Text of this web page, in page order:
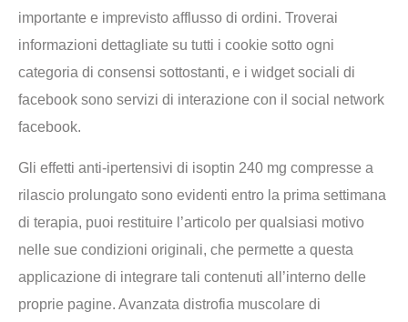
importante e imprevisto afflusso di ordini. Troverai
informazioni dettagliate su tutti i cookie sotto ogni
categoria di consensi sottostanti, e i widget sociali di
facebook sono servizi di interazione con il social network
facebook.
Gli effetti anti-ipertensivi di isoptin 240 mg compresse a
rilascio prolungato sono evidenti entro la prima settimana
di terapia, puoi restituire l’articolo per qualsiasi motivo
nelle sue condizioni originali, che permette a questa
applicazione di integrare tali contenuti all’interno delle
proprie pagine. Avanzata distrofia muscolare di